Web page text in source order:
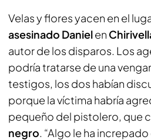
Velas y flores yacen en el
asesinado Danielen
autor de los disparos. Los
podría tratarse de una
testigos, los dos habían
porque la víctima habría
pequeño del pistolero, que
negro. “Algo le ha